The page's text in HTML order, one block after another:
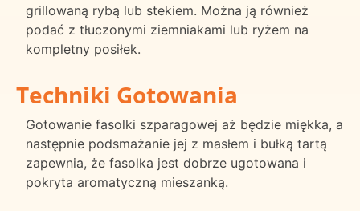
grillowaną rybą lub stekiem. Można ją również
podać z tłuczonymi ziemniakami lub ryżem na
kompletny posiłek.
Techniki Gotowania
Gotowanie fasolki szparagowej aż będzie miękka, a
następnie podsmażanie jej z masłem i bułką tartą
zapewnia, że fasolka jest dobrze ugotowana i
pokryta aromatyczną mieszanką.